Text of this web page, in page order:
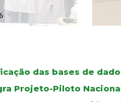
das bases de
Projeto-Piloto